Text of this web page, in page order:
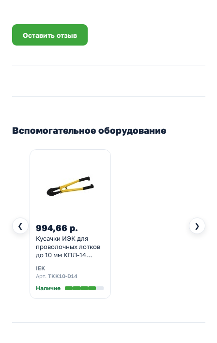
Оставить отзыв
Вспомогательное оборудование
❮ ❯
994,66 р.
Кусачки ИЭК для
проволочных лотков
до 10 мм КПЛ-14
(болторез)
IEK
Арт. TKK10-D14
Наличие